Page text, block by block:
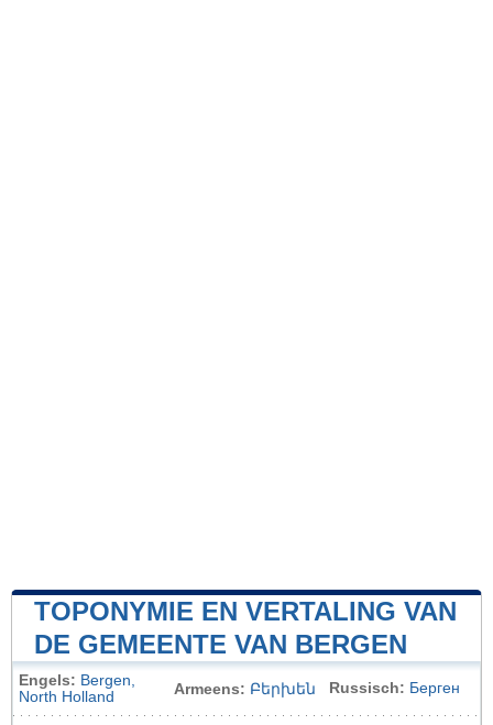
TOPONYMIE EN VERTALING VAN
DE GEMEENTE VAN BERGEN
Engels: Bergen,
North Holland
Armeens: Բերխեն Russisch: Берген